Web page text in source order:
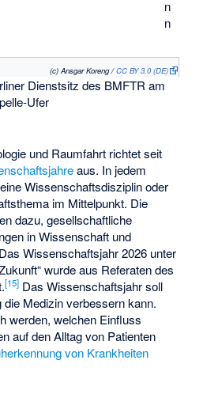
n
n
(c) Ansgar Koreng /CC BY 3.0 (DE)
Dienstsitz des BMFTR am
Ufer
und Raumfahrt richtet seit
aus. In jedem
Wissenschaftsdisziplin oder
im Mittelpunkt. Die
dazu, gesellschaftliche
in Wissenschaft und
Wissenschaftsjahr 2026 unter
wurde aus Referaten des
[15] Das Wissenschaftsjahr soll
Medizin verbessern kann.
werden, welchen Einfluss
auf den Alltag von Patienten
von Krankheiten